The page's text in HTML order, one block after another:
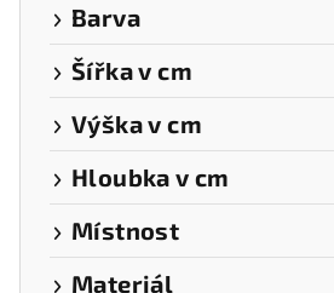
Barva
Šířka v cm
Výška v cm
Hloubka v cm
Místnost
Materiál